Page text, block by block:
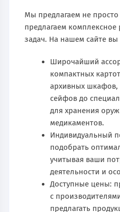
Мы предлагаем не
предлагаем
задач. На нашем сайте вы
Широчайший
компактных
архивных шкафов,
сейфов до
для хранения
медикаментов.
Индивидуальный
подобрать
учитывая ваши
деятельности и
Доступные цены:
с
предлагать